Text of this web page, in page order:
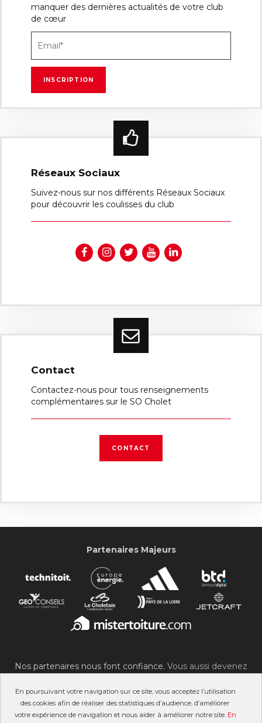
En poursuivant votre navigation sur ce site, vous acceptez l’utilisation
des cookies afin de réaliser des statistiques d’audience, d’améliorer
votre expérience de navigation et nous aider à améliorer notre site. En
manquer des dernières actualités de votre club
de cœur
Réseaux Sociaux
Suivez-nous sur nos différents Réseaux Sociaux
pour découvrir les coulisses du club
Contact
Contactez-nous pour tous renseignements
complémentaires sur le SO Cholet
CONTACT
Partenaires Majeurs
Nos partenaires nous font confiance. Vous aussi devenez